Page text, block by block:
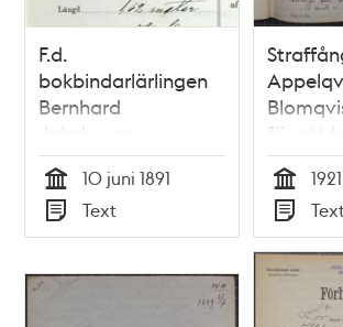
F.d.
bokbindarlärlingen
Bernhard
Jakobsson-
Flaksbinder, 27,
varnad för lösdriveri
10 juni 1891 -
polisförhör
Tid
10 juni 1891
Typ
Text
för att
brev till
fångar
Tid
1921
Typ